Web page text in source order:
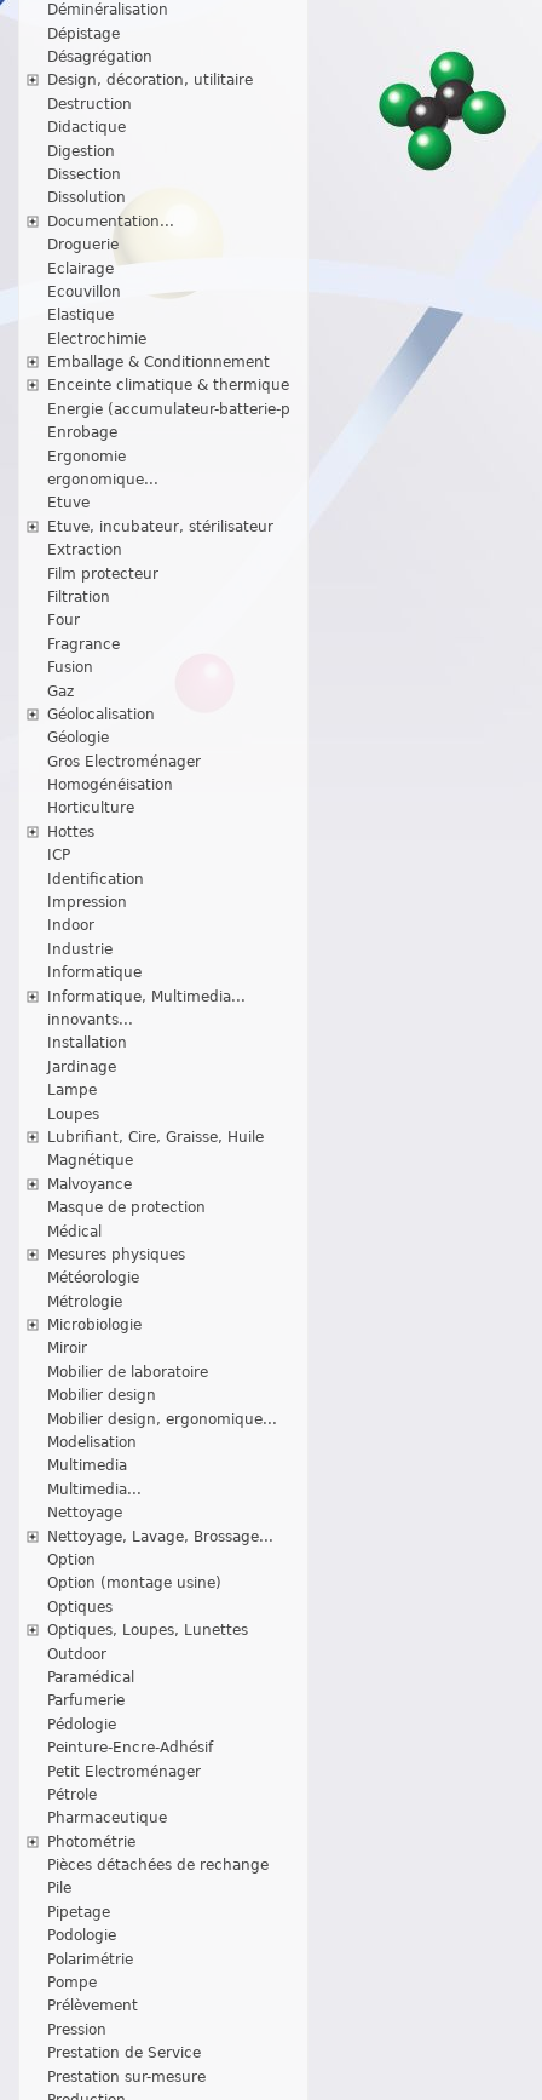
Déminéralisation
Dépistage
Désagrégation
Design, décoration, utilitaire
Destruction
Didactique
Digestion
Dissection
Dissolution
Documentation...
Droguerie
Eclairage
Ecouvillon
Elastique
Electrochimie
Emballage & Conditionnement
Enceinte climatique & thermique
Energie (accumulateur-batterie-p
Enrobage
Ergonomie
ergonomique...
Etuve
Etuve, incubateur, stérilisateur
Extraction
Film protecteur
Filtration
Four
Fragrance
Fusion
Gaz
Géolocalisation
Géologie
Gros Electroménager
Homogénéisation
Horticulture
Hottes
ICP
Identification
Impression
Indoor
Industrie
Informatique
Informatique, Multimedia...
innovants...
Installation
Jardinage
Lampe
Loupes
Lubrifiant, Cire, Graisse, Huile
Magnétique
Malvoyance
Masque de protection
Médical
Mesures physiques
Météorologie
Métrologie
Microbiologie
Miroir
Mobilier de laboratoire
Mobilier design
Mobilier design, ergonomique...
Modelisation
Multimedia
Multimedia...
Nettoyage
Nettoyage, Lavage, Brossage...
Option
Option (montage usine)
Optiques
Optiques, Loupes, Lunettes
Outdoor
Paramédical
Parfumerie
Pédologie
Peinture-Encre-Adhésif
Petit Electroménager
Pétrole
Pharmaceutique
Photométrie
Pièces détachées de rechange
Pile
Pipetage
Podologie
Polarimétrie
Pompe
Prélèvement
Pression
Prestation de Service
Prestation sur-mesure